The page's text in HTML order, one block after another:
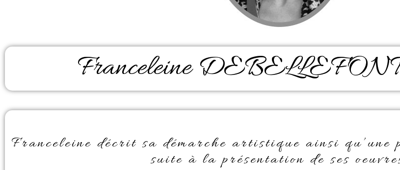
Franceleine
Franceleine décrit sa démarche artistique ainsi qu’une
suite à la présentation de ses